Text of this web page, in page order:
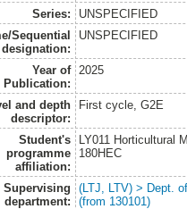
Series:
UNSPECIFIED
Sequential
designation:
UNSPECIFIED
Year of
Publication:
2025
and depth
descriptor:
First cycle, G2E
Student's
programme
affiliation:
LY011 Horticultural
180HEC
Supervising
department:
(LTJ, LTV) > Dept.
(from 130101)